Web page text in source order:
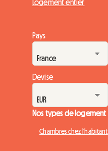
Logement entier
Pays
Devise
Nos types de logement
Chambres chez l'habitant